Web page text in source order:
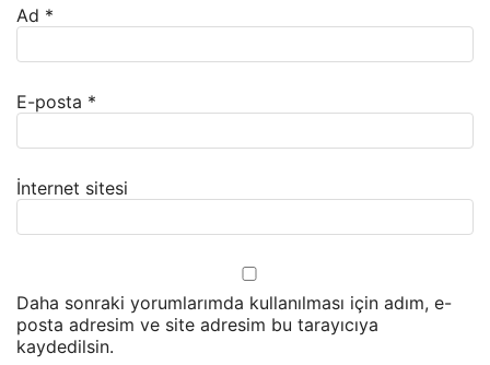
Ad *
E-posta *
İnternet sitesi
Daha sonraki yorumlarımda kullanılması için adım, e-
posta adresim ve site adresim bu tarayıcıya
kaydedilsin.